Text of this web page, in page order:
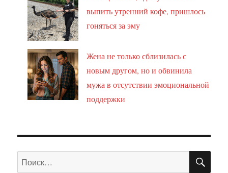
выпить утренний кофе, пришлось
гоняться за эму
Жена не только сблизилась с
новым другом, но и обвинила
мужа в отсутствии эмоциональной
поддержки
Искать: